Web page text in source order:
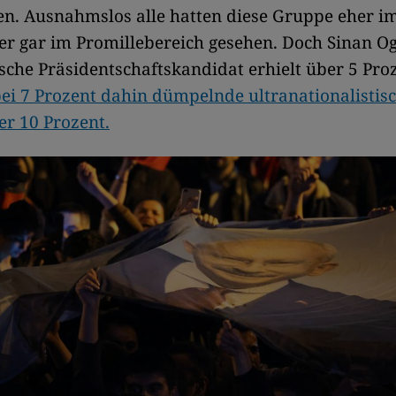
Ausnahmslos alle hatten diese Gruppe eher
gar im Promillebereich gesehen. Doch Sinan
Präsidentschaftskandidat erhielt über 5
7 Prozent dahin dümpelnde
10 Prozent.